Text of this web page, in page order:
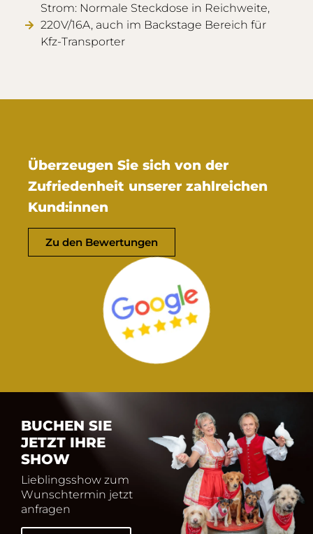
Strom: Normale Steckdose in Reichweite,
220V/16A, auch im Backstage Bereich für
Kfz-Transporter
Überzeugen Sie sich von der
Zufriedenheit unserer zahlreichen
Kund:innen
Zu den Bewertungen
BUCHEN SIE
JETZT IHRE
SHOW
Lieblingsshow zum
Wunschtermin jetzt
anfragen